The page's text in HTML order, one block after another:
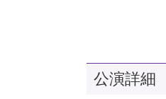
公演詳細